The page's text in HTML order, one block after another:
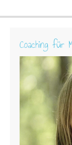
Coaching für